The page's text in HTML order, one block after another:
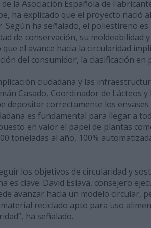
la Asociación Española de
ha explicado que el proyecto nació
Según ha señalado, el poliestireno
de conservación, su moldeabilidad
el avance hacia la circularidad
del consumidor, la clasificación en
ciudadana y las
Casado, Coordinador de Lácteos
depositar correctamente los
es fundamental para llegar a
en valor el papel de plantas
toneladas al año, 100%
los objetivos de circularidad y
es clave. David Eslava, consejero
avanzar hacia un modelo circular,
reciclado apto para uso
ha señalado.